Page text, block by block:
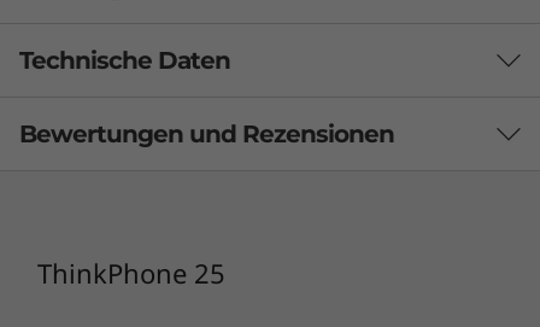
Technische Daten
Performance
Arbeitsspeicher
Bewertungen und Rezensionen
ThinkPhone 25